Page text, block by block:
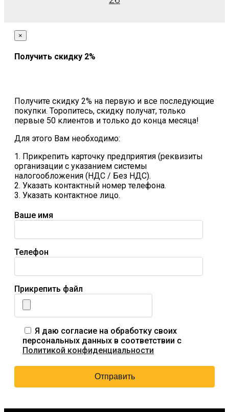
×
Получить скидку 2%
Получите скидку 2% на первую и все последующие
покупки. Торопитесь, скидку получат, только
первые 50 клиентов и только до конца месяца!
Для этого Вам необходимо:
1. Прикрепить карточку предприятия (реквизиты
организации с указанием системы
налогообложения (НДС / Без НДС).
2. Указать контактный номер телефона.
3. Указать контактное лицо.
Ваше имя
Телефон
Прикрепить файл
Я даю согласие на обработку своих
персональных данных в соответствии с
Политикой конфиденциальности